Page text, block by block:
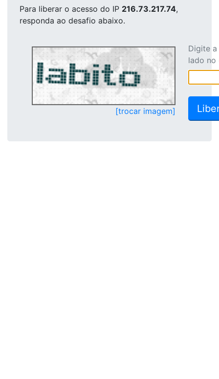
Para liberar o acesso do IP 216.73.217.74,
responda ao desafio abaixo.
[trocar imagem]
Digite
lado no